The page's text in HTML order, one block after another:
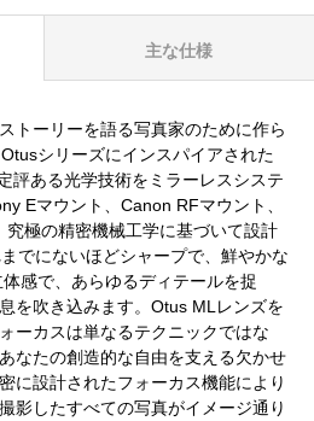
主な仕様
トーリーを語る写真家のために作ら
シリーズにインスパイアされた
評ある光学技術をミラーレスシステ
Eマウント、Canon RFマウント、
極の精密機械工学に基づいて設計
でにないほどシャープで、鮮やかな
感で、あらゆるディテールを捉
を吹き込みます。Otus MLレンズを
ーカスは単なるテクニックではな
なたの創造的な自由を支える欠かせ
に設計されたフォーカス機能により
影したすべての写真がイメージ通り